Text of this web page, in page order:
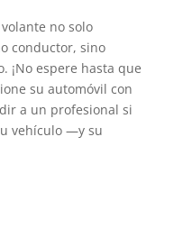
no solo
conductor, sino
¡No espere hasta que
su automóvil con
a un profesional si
vehículo —y su